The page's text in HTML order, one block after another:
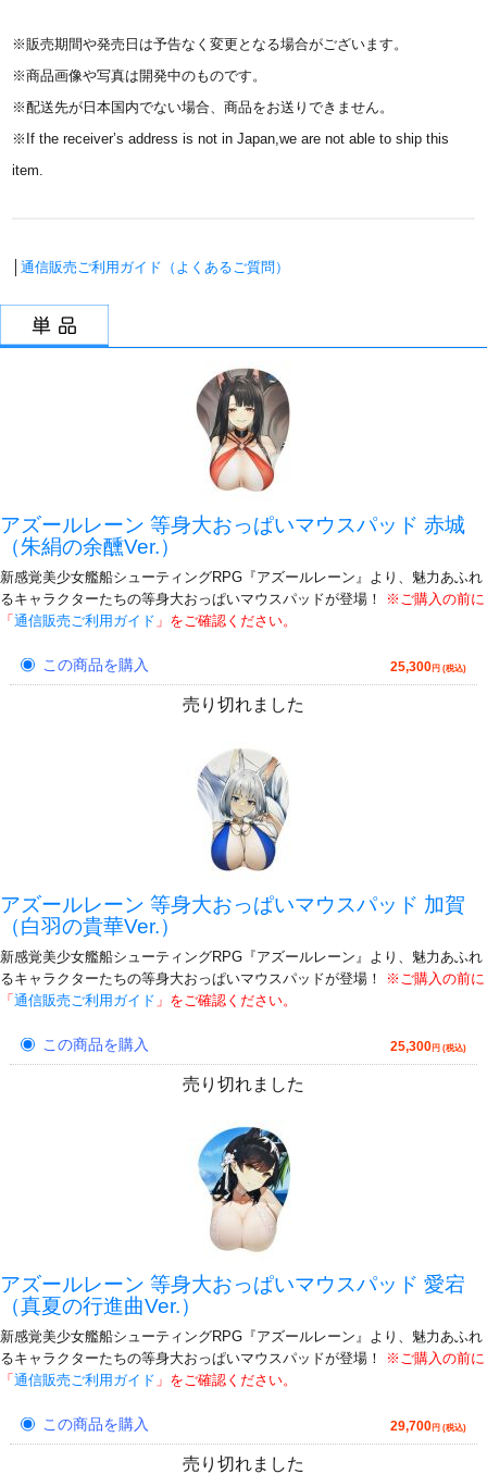
※販売期間や発売日は予告なく変更となる場合がございます。
※商品画像や写真は開発中のものです。
※配送先が日本国内でない場合、商品をお送りできません。
※If the receiver’s address is not in Japan,we are not able to ship this
item.
│通信販売ご利用ガイド（よくあるご質問）
アズールレーン 等身大おっぱいマウスパッド 赤城
（朱絹の余醺Ver.）
新感覚美少女艦船シューティングRPG『アズールレーン』より、魅力あふれ
るキャラクターたちの等身大おっぱいマウスパッドが登場！
※ご購入の前に
「 通信販売ご利用ガイド 」をご確認ください。
この商品を購入 25,300円 (税込)
売り切れました
アズールレーン 等身大おっぱいマウスパッド 加賀
（白羽の貴華Ver.）
新感覚美少女艦船シューティングRPG『アズールレーン』より、魅力あふれ
るキャラクターたちの等身大おっぱいマウスパッドが登場！
※ご購入の前に
「 通信販売ご利用ガイド 」をご確認ください。
この商品を購入 25,300円 (税込)
売り切れました
アズールレーン 等身大おっぱいマウスパッド 愛宕
（真夏の行進曲Ver.）
新感覚美少女艦船シューティングRPG『アズールレーン』より、魅力あふれ
るキャラクターたちの等身大おっぱいマウスパッドが登場！
※ご購入の前に
「 通信販売ご利用ガイド 」をご確認ください。
この商品を購入 29,700円 (税込)
売り切れました